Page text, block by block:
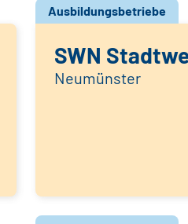
Ausbildungsbetriebe
SWN
Neumünster